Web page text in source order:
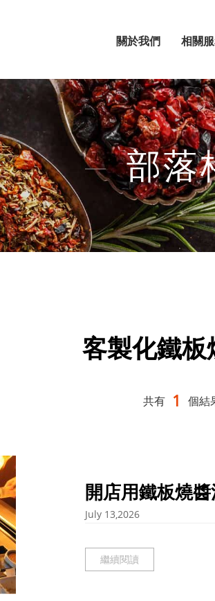
關於我們 相關
部落
客製化鐵板
共有 1 個結
開店用鐵板燒
July 13,2026
繼續閱讀